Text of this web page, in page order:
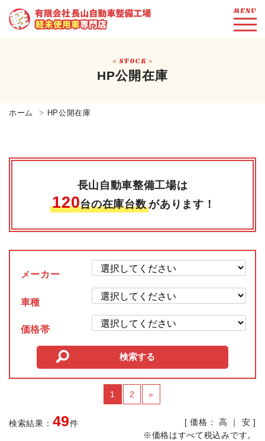
MENU
STOCK
HP公開在庫
ホーム HP公開在庫
長山自動車整備工場は
120台の在庫台数 があります！
メーカー
車種
価格帯
1 2 »
検索結果： 49件 [ 価格：高 ｜ 安 ]
※価格はすべて税込みです。